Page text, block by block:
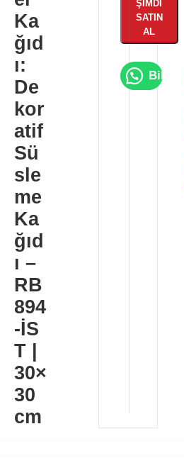
Ka
ğıd
ı:
De
kor
atif
Sü
sle
me
Ka
ğıd
ı –
RB
894
-İS
T |
30×
30
cm
ŞIMDI
SATIN
AL
Bilgi Al